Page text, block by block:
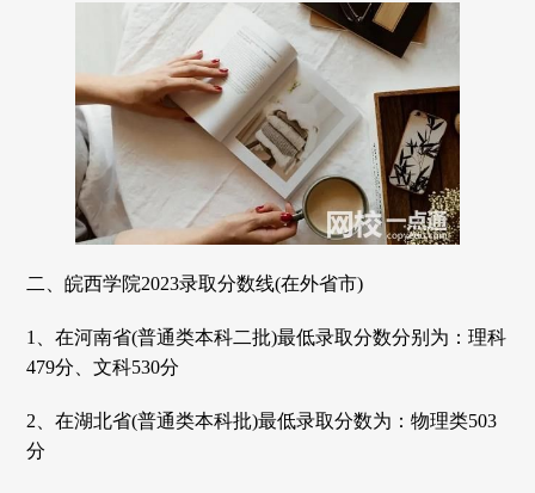
二、皖西学院2023录取分数线(在外省市)
1、在河南省(普通类本科二批)最低录取分数分别为：理科
479分、文科530分
2、在湖北省(普通类本科批)最低录取分数为：物理类503
分